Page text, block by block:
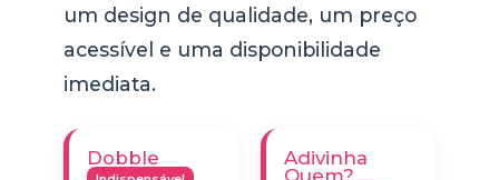
um design de qualidade, um preço
acessível e uma disponibilidade
imediata.
Dobble
Adivinha
Quem?